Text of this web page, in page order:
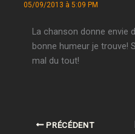
05/09/2013 à 5:09 PM
La chanson donne envie
bonne humeur je trouve!
mal du tout!
PRÉCÉDENT